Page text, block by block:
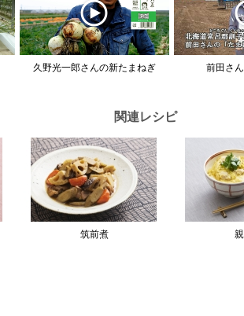
久野光一郎さんの新たまねぎ 前田さ
関連レシピ
筑前煮